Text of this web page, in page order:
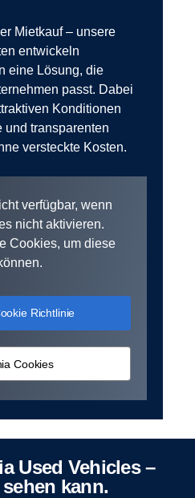
Mietkauf – unsere
entwickeln
eine Lösung, die
passt. Dabei
Konditionen
und transparenten
versteckte Kosten.
verfügbar, wenn
nicht aktivieren.
Cookies, um diese
Richtlinie
Cookies
kann.